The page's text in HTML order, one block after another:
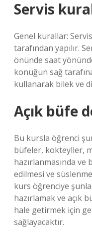
Servis
Genel kurallar:
tarafından yapılır.
önünde saat
konuğun sağ
kullanarak bilek ve
Açık büfe
Bu kursla öğrenci
büfeler, kokteyller,
hazırlanmasında
edilmesi ve
kurs öğrenciye
hazırlamak ve açık
hale getirmek için
sağlayacaktır.